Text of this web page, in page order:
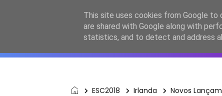
ESC2027 JESC2026
ESC2018 Irlanda Novos
This site uses cookies from Google to
are shared with Google along with
statistics, and to detect and address